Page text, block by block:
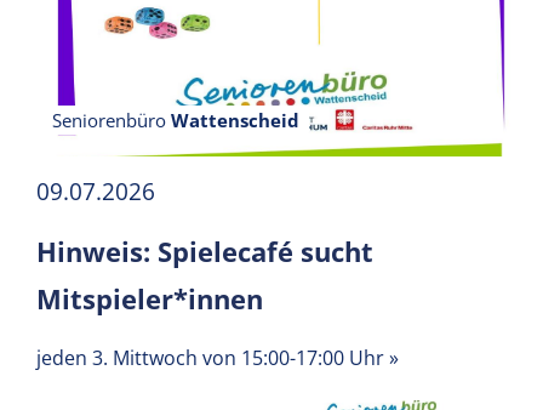
Seniorenbüro Wattenscheid
09.07.2026
Hinweis: Spielecafé sucht
Mitspieler*innen
jeden 3. Mittwoch von 15:00-17:00 Uhr»